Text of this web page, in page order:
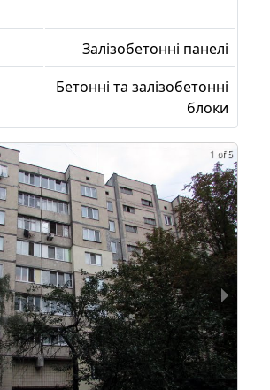
Залізобетонні панелі
Бетонні та залізобетонні
блоки
1 of 5